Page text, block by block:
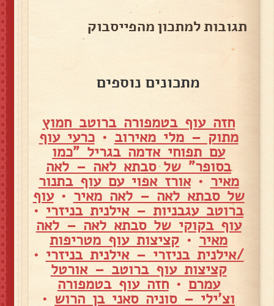
תגובות למתכון מהפייסבוק
מתכונים נוספים
חזה עוף בטמפורה ברוטב חמוץ
מתוק – מלי מאירוב •כרעי עוף
עם תפוחי אדמה בגריל "כמו
בסופר" של סבתא לאה – לאה
מאיר •אורז אפוי עם עוף בתנור
של סבתא לאה – לאה מאיר •עוף
ברוטב עגבניות – אילנית בניזרי •
עוף בקוקי של סבתא לאה – לאה
מאיר • קציצות עוף מטריפות
/אילנית בניזרי – אילנית בניזרי •
קציצות עוף ברוטב – אורטל
עמרם •חזה עוף בטמפורה
וצ'ילי – סוניה סאני בן הרוש •